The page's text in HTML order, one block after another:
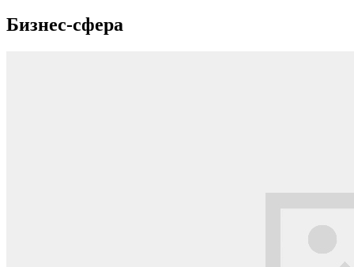
Бизнес-сфера